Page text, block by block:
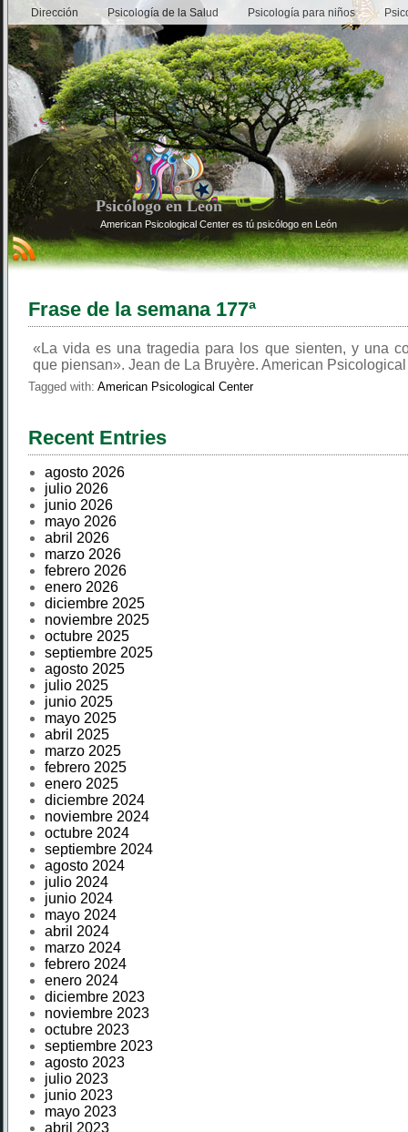
Dirección Psicología de la Salud Psicología para niños
Psicólogo en León
American Psicological Center es tú psicólogo en León
Frase de la semana 177ª
«La vida es una tragedia para los que sienten, y una
que piensan». Jean de La Bruyère. American
Tagged with: American Psicological Center
Recent Entries
agosto 2026
julio 2026
junio 2026
mayo 2026
abril 2026
marzo 2026
febrero 2026
enero 2026
diciembre 2025
noviembre 2025
octubre 2025
septiembre 2025
agosto 2025
julio 2025
junio 2025
mayo 2025
abril 2025
marzo 2025
febrero 2025
enero 2025
diciembre 2024
noviembre 2024
octubre 2024
septiembre 2024
agosto 2024
julio 2024
junio 2024
mayo 2024
abril 2024
marzo 2024
febrero 2024
enero 2024
diciembre 2023
noviembre 2023
octubre 2023
septiembre 2023
agosto 2023
julio 2023
junio 2023
mayo 2023
abril 2023